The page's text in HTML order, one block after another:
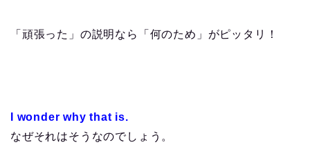
「頑張った」の説明なら「何のため」がピッタリ！
I wonder why that is.
なぜそれはそうなのでしょう。